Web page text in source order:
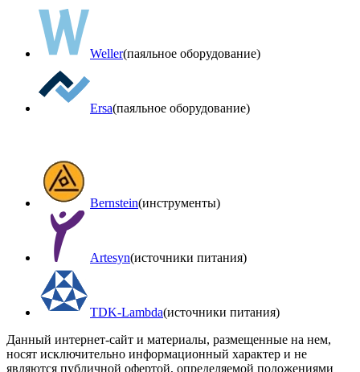
Weller(паяльное оборудование)
Ersa(паяльное оборудование)
Bernstein(инструменты)
Artesyn(источники питания)
TDK-Lambda(источники питания)
Данный интернет-сайт и материалы, размещенные на нем,
носят исключительно информационный характер и не
являются публичной офертой, определяемой положениями